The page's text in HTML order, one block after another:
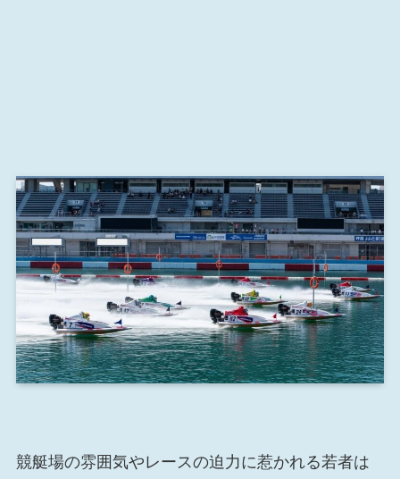
競艇場の雰囲気やレースの迫力に惹かれる若者は